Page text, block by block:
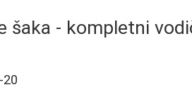
šaka - kompletni
20